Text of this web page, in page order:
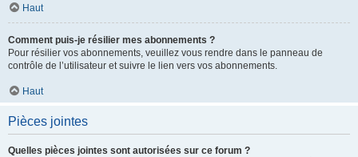
Haut
Comment puis-je résilier mes abonnements ?
Pour résilier vos abonnements, veuillez vous rendre dans le panneau de
contrôle de l’utilisateur et suivre le lien vers vos abonnements.
Haut
Pièces jointes
Quelles pièces jointes sont autorisées sur ce forum ?